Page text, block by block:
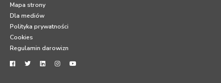
Mapa strony
Dla mediów
Polityka prywatności
Cookies
Regulamin darowizn